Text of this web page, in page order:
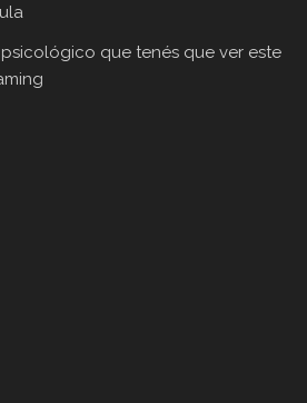
que tenés que ver este